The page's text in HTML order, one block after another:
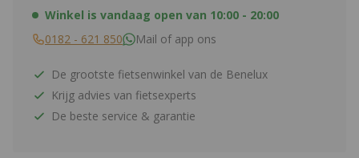
Winkel is vandaag open van 10:00 - 20:00
0182 - 621 850
Mail of app ons
De grootste fietsenwinkel van de Benelux
Krijg advies van fietsexperts
De beste service & garantie